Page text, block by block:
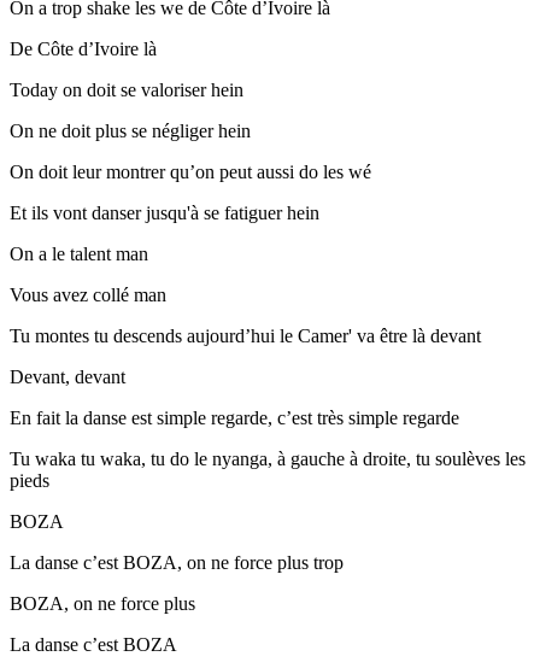
On a trop shake les we de Côte d’Ivoire là
De Côte d’Ivoire là
Today on doit se valoriser hein
On ne doit plus se négliger hein
On doit leur montrer qu’on peut aussi do les wé
Et ils vont danser jusqu'à se fatiguer hein
On a le talent man
Vous avez collé man
Tu montes tu descends aujourd’hui le Camer' va être là devant
Devant, devant
En fait la danse est simple regarde, c’est très simple regarde
Tu waka tu waka, tu do le nyanga, à gauche à droite, tu soulèves les
pieds
BOZA
La danse c’est BOZA, on ne force plus trop
BOZA, on ne force plus
La danse c’est BOZA